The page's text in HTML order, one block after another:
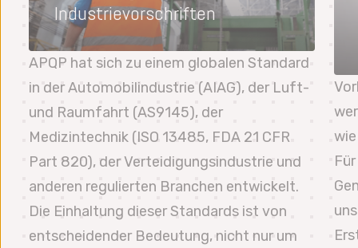
Industrievorschriften
APQP hat sich zu einem globalen Standard
in der Automobilindustrie (AIAG), der Luft-
und Raumfahrt (AS9145), der
Medizintechnik (ISO 13485, FDA 21 CFR
Part 820), der Verteidigungsindustrie und
anderen regulierten Branchen entwickelt.
Die Einhaltung dieser Standards ist von
entscheidender Bedeutung, nicht nur um